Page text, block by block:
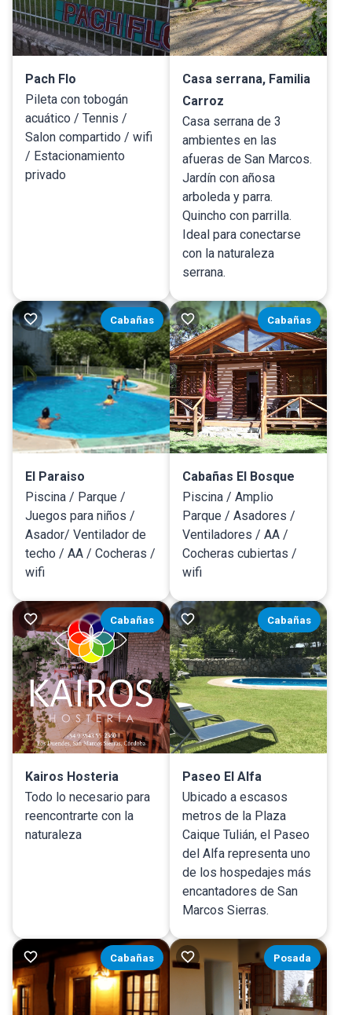
Pach Flo
Pileta con tobogán
acuático / Tennis /
Salon compartido / wifi
/ Estacionamiento
privado
Casa serrana, Familia
Carroz
Casa serrana de 3
ambientes en las
afueras de San Marcos.
Jardín con añosa
arboleda y parra.
Quincho con parrilla.
Ideal para conectarse
con la naturaleza
serrana.
Cabañas
El Paraiso
Piscina / Parque /
Juegos para niños /
Asador/ Ventilador de
techo / AA / Cocheras /
wifi
Cabañas
Cabañas El Bosque
Piscina / Amplio
Parque / Asadores /
Ventiladores / AA /
Cocheras cubiertas /
wifi
Cabañas
Kairos Hosteria
Todo lo necesario para
reencontrarte con la
naturaleza
Cabañas
Paseo El Alfa
Ubicado a escasos
metros de la Plaza
Caique Tulián, el Paseo
del Alfa representa uno
de los hospedajes más
encantadores de San
Marcos Sierras.
Cabañas Posada